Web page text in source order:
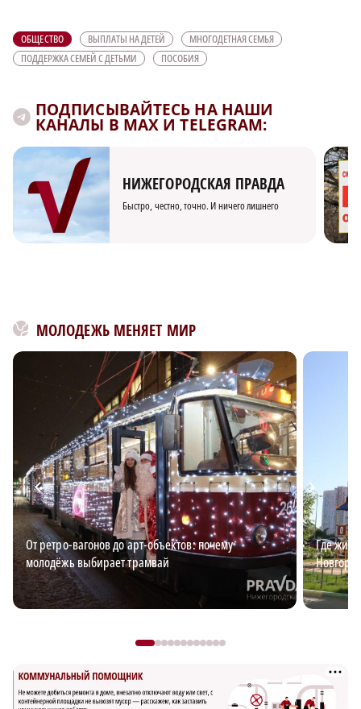
ОБЩЕСТВО ВЫПЛАТЫ НА ДЕТЕЙ
МНОГОДЕТНАЯ СЕМЬЯ
ПОДДЕРЖКА СЕМЕЙ С ДЕТЬМИ
ПОСОБИЯ
ПОДПИСЫВАЙТЕСЬ НА НАШИ
КАНАЛЫ В MAX И TELEGRAM:
НИЖЕГОРОДСКАЯ ПРАВДА
Быстро, честно, точно. И ничего лишнего
МОЛОДЕЖЬ МЕНЯЕТ МИР
От ретро-вагонов до арт-объектов: почему
молодёжь выбирает трамвай
Где